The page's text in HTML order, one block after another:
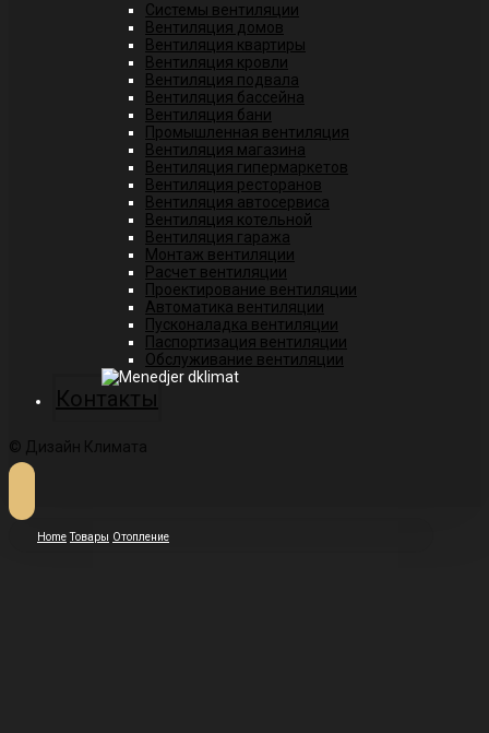
Системы вентиляции
Вентиляция домов
Вентиляция квартиры
Вентиляция кровли
Вентиляция подвала
Вентиляция бассейна
Вентиляция бани
Промышленная вентиляция
Вентиляция магазина
Вентиляция гипермаркетов
Вентиляция ресторанов
Вентиляция автосервиса
Вентиляция котельной
Вентиляция гаража
Монтаж вентиляции
Расчет вентиляции
Проектирование вентиляции
Автоматика вентиляции
Пусконаладка вентиляции
Паспортизация вентиляции
Обслуживание вентиляции
Контакты
© Дизайн Климата
Home Товары Отопление